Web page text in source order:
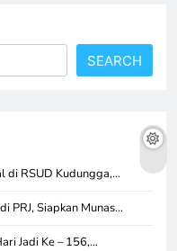
SEARCH
di RSUD Kudungga,…
PRJ, Siapkan Munas…
Jadi Ke – 156,…